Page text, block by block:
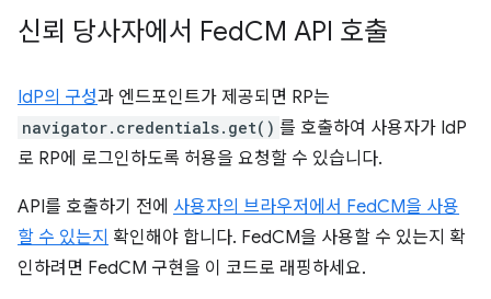
신뢰 당사자에서 FedCM API 호출
IdP의 구성과 엔드포인트가 제공되면 RP는
navigator.credentials.get() 를 호출하여 사용자가 IdP
로 RP에 로그인하도록 허용을 요청할 수 있습니다.
API를 호출하기 전에 사용자의 브라우저에서 FedCM을 사용
할 수 있는지 확인해야 합니다. FedCM을 사용할 수 있는지 확
인하려면 FedCM 구현을 이 코드로 래핑하세요.